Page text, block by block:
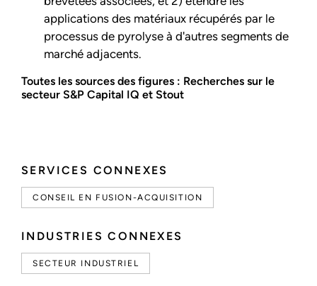
SERVICES CONNEXES
CONSEIL EN FUSION-ACQUISITION
INDUSTRIES CONNEXES
SECTEUR INDUSTRIEL
applications des matériaux récupérés par le
processus de pyrolyse à d'autres segments de
marché adjacents.
Toutes les sources des figures : Recherches sur le
secteur S&P Capital IQ et Stout